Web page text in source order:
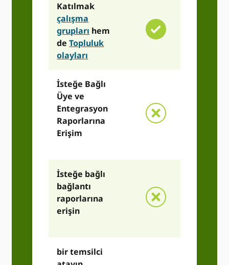
Katılmak
çalışma
grupları hem
deTopluluk
olayları
İsteğe Bağlı
Üye ve
Entegrasyon
Raporlarına
Erişim
İsteğe bağlı
bağlantı
raporlarına
erişin
bir temsilci